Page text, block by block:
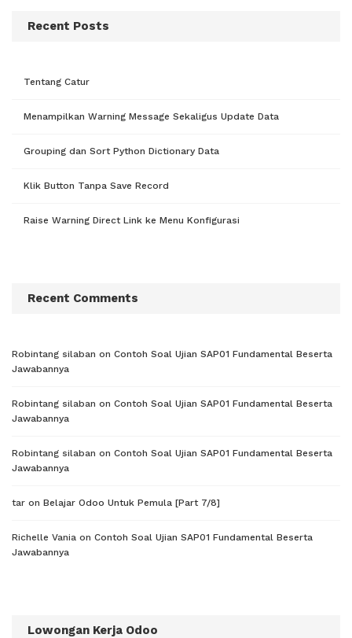
Recent Posts
Tentang Catur
Menampilkan Warning Message Sekaligus Update Data
Grouping dan Sort Python Dictionary Data
Klik Button Tanpa Save Record
Raise Warning Direct Link ke Menu Konfigurasi
Recent Comments
Robintang silaban on Contoh Soal Ujian SAP01 Fundamental Beserta
Jawabannya
Robintang silaban on Contoh Soal Ujian SAP01 Fundamental Beserta
Jawabannya
Robintang silaban on Contoh Soal Ujian SAP01 Fundamental Beserta
Jawabannya
tar on Belajar Odoo Untuk Pemula [Part 7/8]
Richelle Vania on Contoh Soal Ujian SAP01 Fundamental Beserta
Jawabannya
Lowongan Kerja Odoo